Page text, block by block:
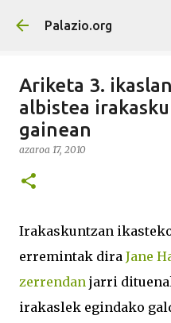
Saltatu eta
Palazio.org
Ariketa 3.
albistea
gainean
azaroa 17, 2010
Irakaskuntzan
erremintak dira Jane
zerrendan jarri
irakaslek egindako